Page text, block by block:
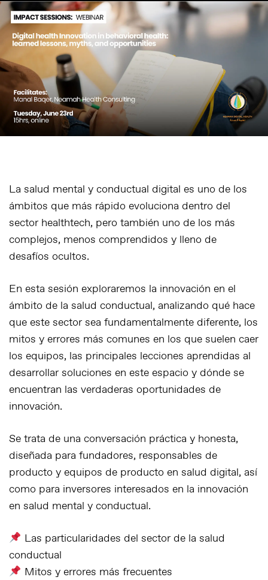
La salud mental y conductual digital es uno de los
ámbitos que más rápido evoluciona dentro del
sector healthtech, pero también uno de los más
complejos, menos comprendidos y lleno de
desafíos ocultos.
En esta sesión exploraremos la innovación en el
ámbito de la salud conductual, analizando qué hace
que este sector sea fundamentalmente diferente, los
mitos y errores más comunes en los que suelen caer
los equipos, las principales lecciones aprendidas al
desarrollar soluciones en este espacio y dónde se
encuentran las verdaderas oportunidades de
innovación.
Se trata de una conversación práctica y honesta,
diseñada para fundadores, responsables de
producto y equipos de producto en salud digital, así
como para inversores interesados en la innovación
en salud mental y conductual.
Las particularidades del sector de la salud
conductual
Mitos y errores más frecuentes